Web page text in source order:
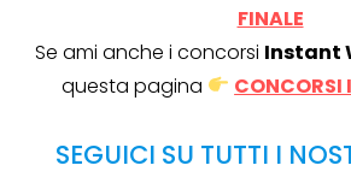
FINALE
Se ami anche i concorsi Instant
questa pagina
CONCORSI
SEGUICI SU TUTTI I